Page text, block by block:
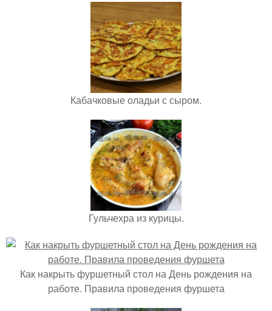
Кабачковые оладьи с сыром.
Гульчехра из курицы.
Как накрыть фуршетный стол на День рождения на
работе. Правила проведения фуршета